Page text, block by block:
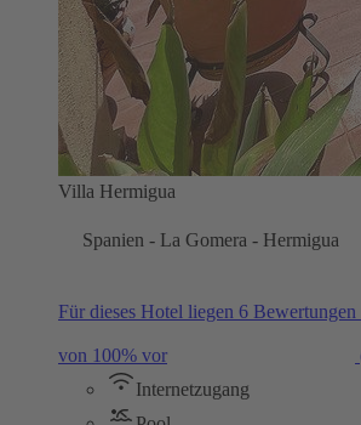
Villa Hermigua
Spanien - La Gomera - Hermigua
Für dieses Hotel liegen 6
von 100% vor
Internetzugang